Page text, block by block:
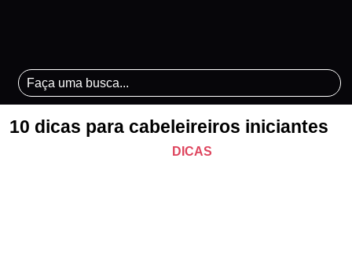
10 dicas para cabeleireiros iniciantes
DICAS